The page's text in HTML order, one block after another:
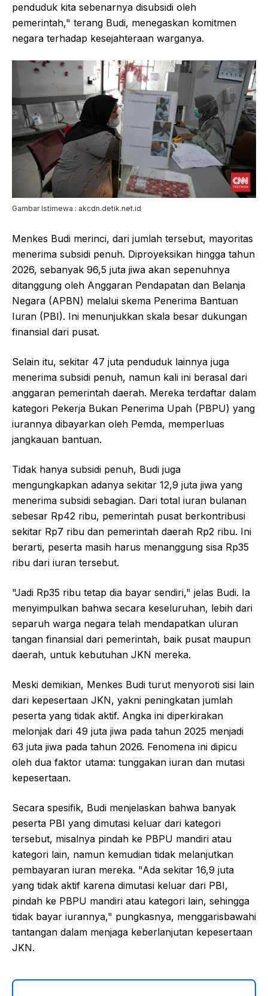
penduduk kita sebenarnya disubsidi oleh
pemerintah," terang Budi, menegaskan komitmen
negara terhadap kesejahteraan warganya.
Gambar Istimewa : akcdn.detik.net.id
Menkes Budi merinci, dari jumlah tersebut, mayoritas
menerima subsidi penuh. Diproyeksikan hingga tahun
2026, sebanyak 96,5 juta jiwa akan sepenuhnya
ditanggung oleh Anggaran Pendapatan dan Belanja
Negara (APBN) melalui skema Penerima Bantuan
Iuran (PBI). Ini menunjukkan skala besar dukungan
finansial dari pusat.
Selain itu, sekitar 47 juta penduduk lainnya juga
menerima subsidi penuh, namun kali ini berasal dari
anggaran pemerintah daerah. Mereka terdaftar dalam
kategori Pekerja Bukan Penerima Upah (PBPU) yang
iurannya dibayarkan oleh Pemda, memperluas
jangkauan bantuan.
Tidak hanya subsidi penuh, Budi juga
mengungkapkan adanya sekitar 12,9 juta jiwa yang
menerima subsidi sebagian. Dari total iuran bulanan
sebesar Rp42 ribu, pemerintah pusat berkontribusi
sekitar Rp7 ribu dan pemerintah daerah Rp2 ribu. Ini
berarti, peserta masih harus menanggung sisa Rp35
ribu dari iuran tersebut.
"Jadi Rp35 ribu tetap dia bayar sendiri," jelas Budi. Ia
menyimpulkan bahwa secara keseluruhan, lebih dari
separuh warga negara telah mendapatkan uluran
tangan finansial dari pemerintah, baik pusat maupun
daerah, untuk kebutuhan JKN mereka.
Meski demikian, Menkes Budi turut menyoroti sisi lain
dari kepesertaan JKN, yakni peningkatan jumlah
peserta yang tidak aktif. Angka ini diperkirakan
melonjak dari 49 juta jiwa pada tahun 2025 menjadi
63 juta jiwa pada tahun 2026. Fenomena ini dipicu
oleh dua faktor utama: tunggakan iuran dan mutasi
kepesertaan.
Secara spesifik, Budi menjelaskan bahwa banyak
peserta PBI yang dimutasi keluar dari kategori
tersebut, misalnya pindah ke PBPU mandiri atau
kategori lain, namun kemudian tidak melanjutkan
pembayaran iuran mereka. "Ada sekitar 16,9 juta
yang tidak aktif karena dimutasi keluar dari PBI,
pindah ke PBPU mandiri atau kategori lain, sehingga
tidak bayar iurannya," pungkasnya, menggarisbawahi
tantangan dalam menjaga keberlanjutan kepesertaan
JKN.